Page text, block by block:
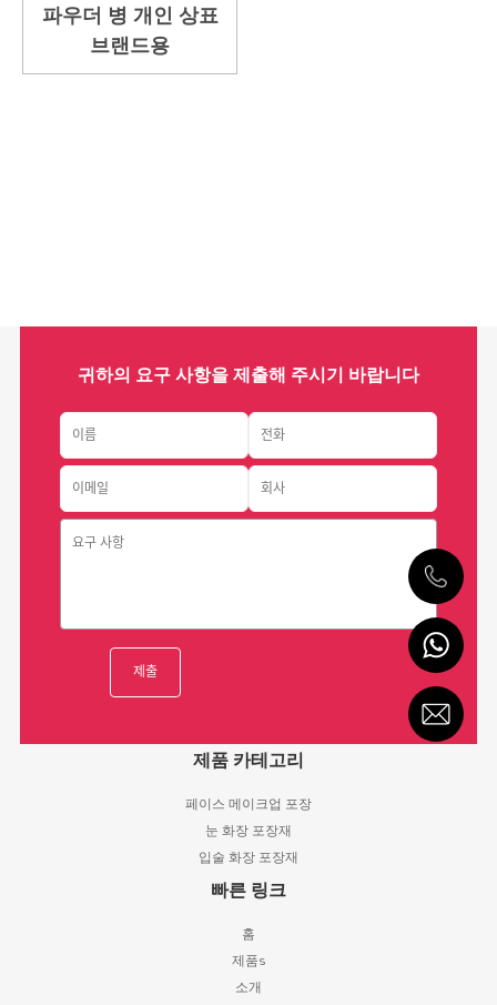
파우더 병 개인 상표
브랜드용
귀하의 요구 사항을 제출해 주시기 바랍니다
제품 카테고리
페이스 메이크업 포장
눈 화장 포장재
입술 화장 포장재
빠른 링크
홈
제품s
소개